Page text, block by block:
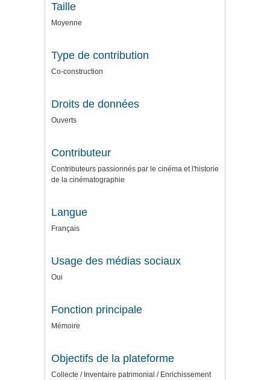
Taille
Moyenne
Type de contribution
Co-construction
Droits de données
Ouverts
Contributeur
Contributeurs passionnés par le cinéma et l'historie
de la cinématographie
Langue
Français
Usage des médias sociaux
Oui
Fonction principale
Mémoire
Objectifs de la plateforme
Collecte / Inventaire patrimonial / Enrichissement